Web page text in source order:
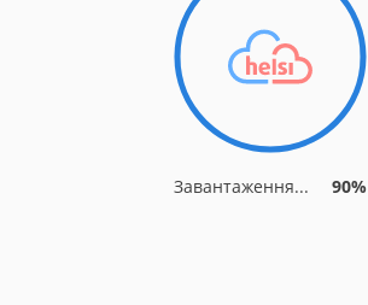
Завантаження... 90%